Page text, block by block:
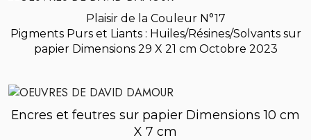
Plaisir de la Couleur N°17
Pigments Purs et Liants : Huiles/Résines/Solvants sur
papier Dimensions 29 X 21 cm Octobre 2023
Encres et feutres sur papier Dimensions 10 cm
X 7 cm